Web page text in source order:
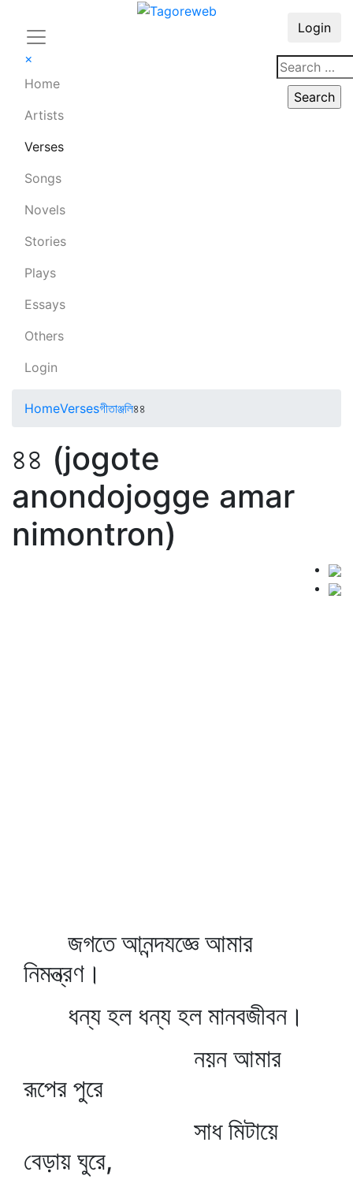
×
Home
Artists
Verses
Songs
Novels
Stories
Plays
Essays
Others
Login
Login
HomeVersesগীতাঞ্জলি৪৪
৪৪ (jogote
anondojogge amar
nimontron)
জগতে আনন্দযজ্ঞে আমার
নিমন্ত্রণ।
ধন্য হল ধন্য হল মানবজীবন।
নয়ন আমার
রূপের পুরে
সাধ মিটায়ে
বেড়ায় ঘুরে,